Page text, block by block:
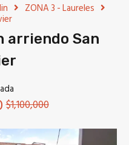
ZONA 3 - Laureles
arriendo San
$1,100,000